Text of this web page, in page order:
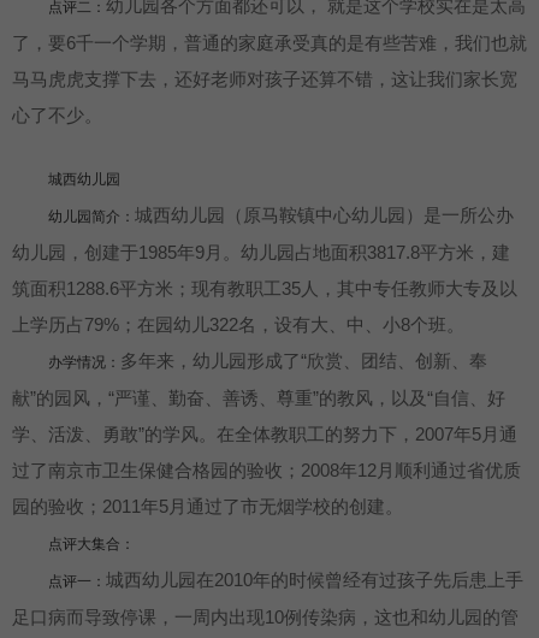
点评二： 幼儿园各个方面都还可以， 就是这个学校实在是太高
了，要6千一个学期，普通的家庭承受真的是有些苦难，我们也就
马马虎虎支撑下去，还好老师对孩子还算不错，这让我们家长宽
心了不少。
城西幼儿园
幼儿园简介： 城西幼儿园（原马鞍镇中心幼儿园）是一所公办
幼儿园，创建于1985年9月。幼儿园占地面积3817.8平方米，建
筑面积1288.6平方米；现有教职工35人，其中专任教师大专及以
上学历占79%；在园幼儿322名，设有大、中、小8个班。
办学情况： 多年来，幼儿园形成了“欣赏、团结、创新、奉
献”的园风，“严谨、勤奋、善诱、尊重”的教风，以及“自信、好
学、活泼、勇敢”的学风。在全体教职工的努力下，2007年5月通
过了南京市卫生保健合格园的验收；2008年12月顺利通过省优质
园的验收；2011年5月通过了市无烟学校的创建。
点评大集合：
点评一： 城西幼儿园在2010年的时候曾经有过孩子先后患上手
足口病而导致停课，一周内出现10例传染病，这也和幼儿园的管